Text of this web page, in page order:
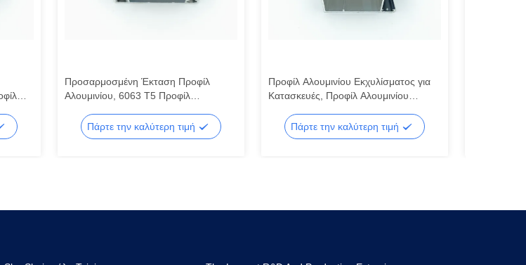
Προσαρμοσμένη Έκταση Προφίλ
Αλουμινίου, 6063 T5 Προφίλ
Πάρτε την καλύτερη τιμή
Προφίλ Αλουμινίου Εκχυλίσματος για
Κατασκευές, Προφίλ Αλουμινίου
Πάρτε την καλύτερη τιμή